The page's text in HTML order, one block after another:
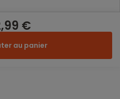
€
au panier